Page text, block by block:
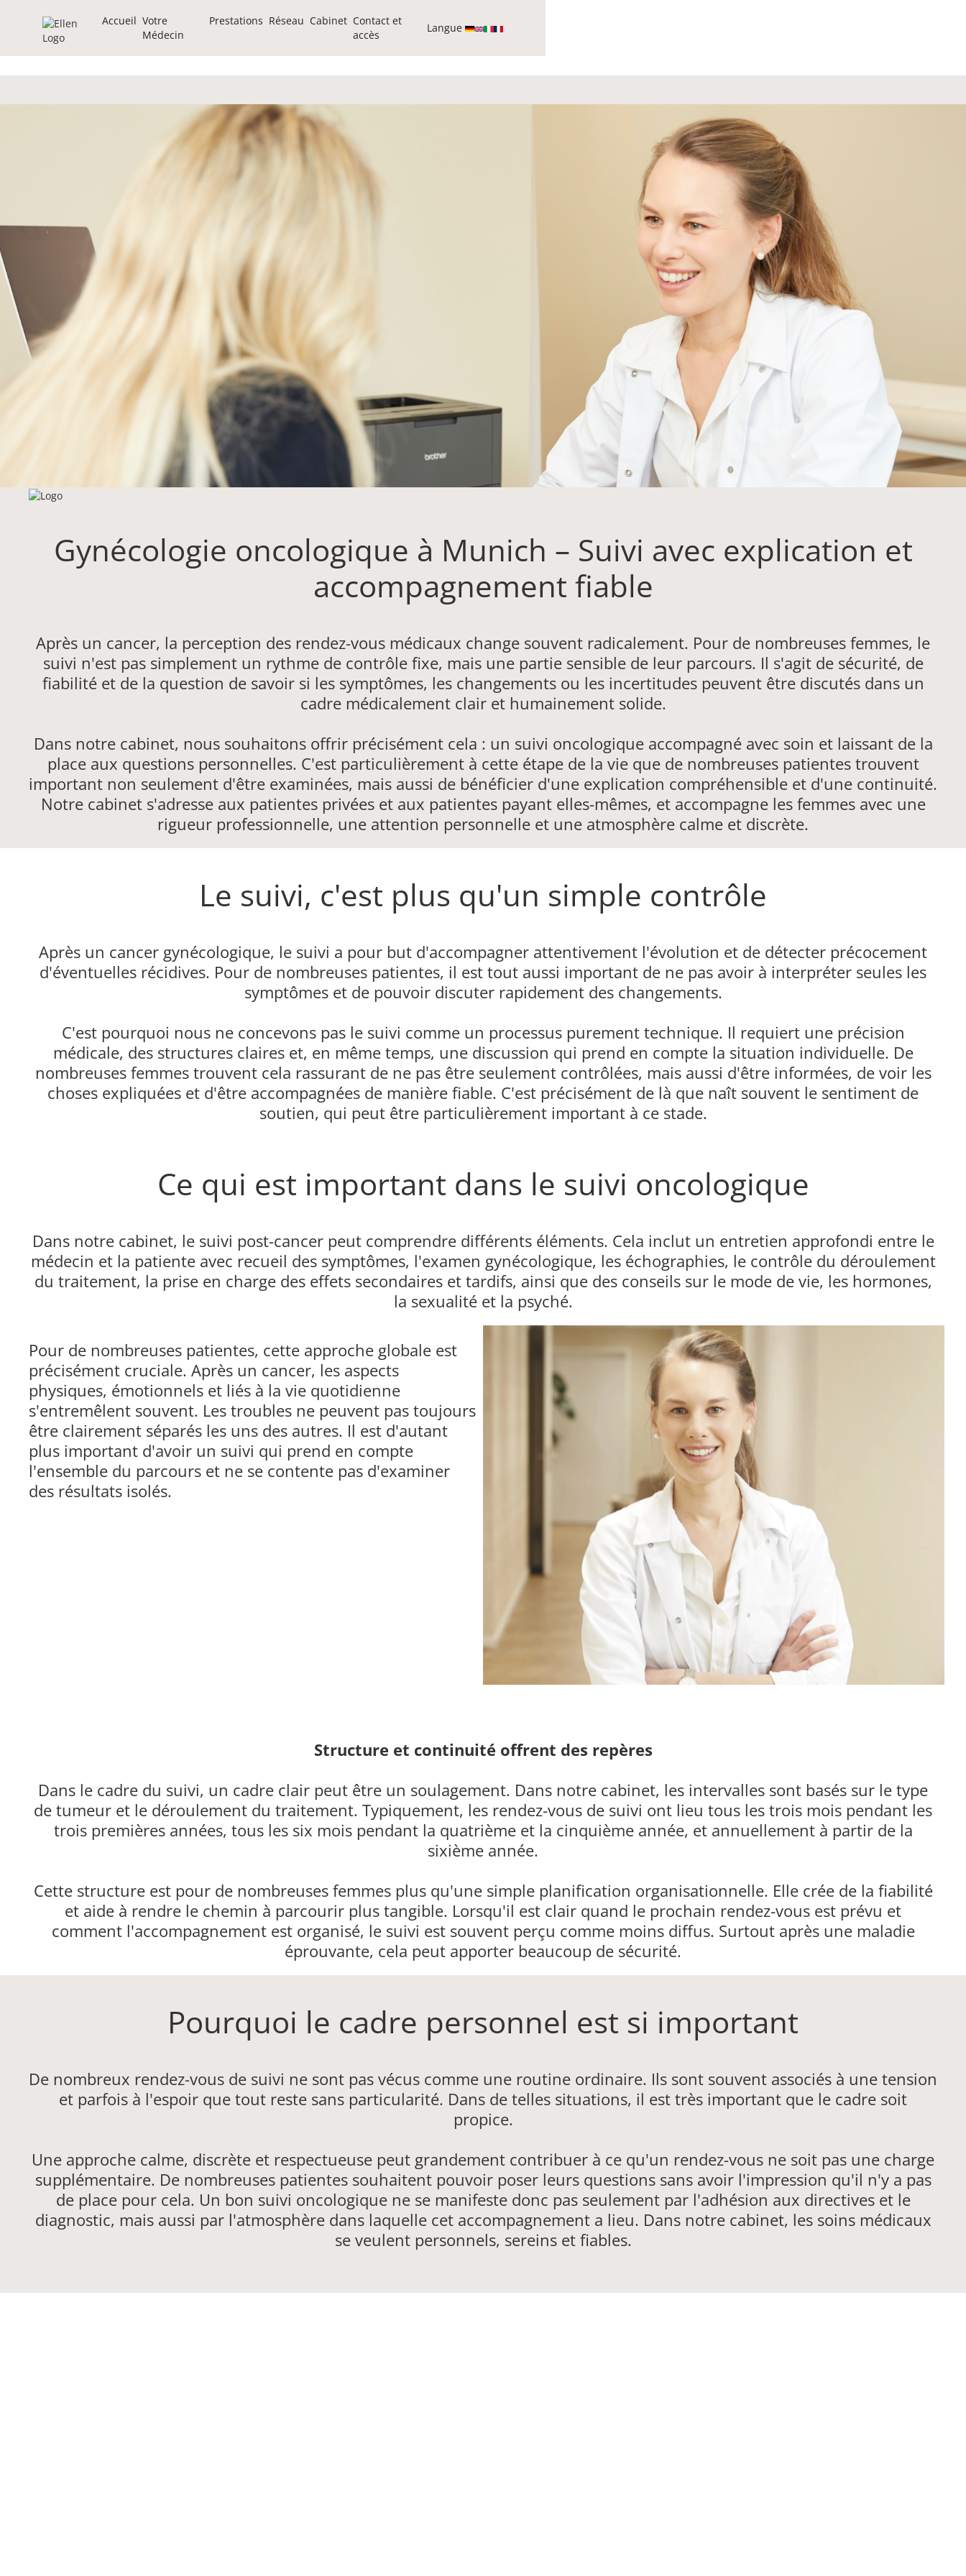
Accueil Votre
Médecin
Prestations Réseau Cabinet Contact et
accès
Langue
Gynécologie oncologique à Munich – Suivi avec explication et
accompagnement fiable
Après un cancer, la perception des rendez-vous médicaux change souvent radicalement. Pour de nombreuses femmes, le
suivi n'est pas simplement un rythme de contrôle fixe, mais une partie sensible de leur parcours. Il s'agit de sécurité, de
fiabilité et de la question de savoir si les symptômes, les changements ou les incertitudes peuvent être discutés dans un
cadre médicalement clair et humainement solide.
Dans notre cabinet, nous souhaitons offrir précisément cela : un suivi oncologique accompagné avec soin et laissant de la
place aux questions personnelles. C'est particulièrement à cette étape de la vie que de nombreuses patientes trouvent
important non seulement d'être examinées, mais aussi de bénéficier d'une explication compréhensible et d'une continuité.
Notre cabinet s'adresse aux patientes privées et aux patientes payant elles-mêmes, et accompagne les femmes avec une
rigueur professionnelle, une attention personnelle et une atmosphère calme et discrète.
Le suivi, c'est plus qu'un simple contrôle
Après un cancer gynécologique, le suivi a pour but d'accompagner attentivement l'évolution et de détecter précocement
d'éventuelles récidives. Pour de nombreuses patientes, il est tout aussi important de ne pas avoir à interpréter seules les
symptômes et de pouvoir discuter rapidement des changements.
C'est pourquoi nous ne concevons pas le suivi comme un processus purement technique. Il requiert une précision
médicale, des structures claires et, en même temps, une discussion qui prend en compte la situation individuelle. De
nombreuses femmes trouvent cela rassurant de ne pas être seulement contrôlées, mais aussi d'être informées, de voir les
choses expliquées et d'être accompagnées de manière fiable. C'est précisément de là que naît souvent le sentiment de
soutien, qui peut être particulièrement important à ce stade.
Ce qui est important dans le suivi oncologique
Dans notre cabinet, le suivi post-cancer peut comprendre différents éléments. Cela inclut un entretien approfondi entre le
médecin et la patiente avec recueil des symptômes, l'examen gynécologique, les échographies, le contrôle du déroulement
du traitement, la prise en charge des effets secondaires et tardifs, ainsi que des conseils sur le mode de vie, les hormones,
la sexualité et la psyché.
Pour de nombreuses patientes, cette approche globale est
précisément cruciale. Après un cancer, les aspects
physiques, émotionnels et liés à la vie quotidienne
s'entremêlent souvent. Les troubles ne peuvent pas toujours
être clairement séparés les uns des autres. Il est d'autant
plus important d'avoir un suivi qui prend en compte
l'ensemble du parcours et ne se contente pas d'examiner
des résultats isolés.
Structure et continuité offrent des repères
Dans le cadre du suivi, un cadre clair peut être un soulagement. Dans notre cabinet, les intervalles sont basés sur le type
de tumeur et le déroulement du traitement. Typiquement, les rendez-vous de suivi ont lieu tous les trois mois pendant les
trois premières années, tous les six mois pendant la quatrième et la cinquième année, et annuellement à partir de la
sixième année.
Cette structure est pour de nombreuses femmes plus qu'une simple planification organisationnelle. Elle crée de la fiabilité
et aide à rendre le chemin à parcourir plus tangible. Lorsqu'il est clair quand le prochain rendez-vous est prévu et
comment l'accompagnement est organisé, le suivi est souvent perçu comme moins diffus. Surtout après une maladie
éprouvante, cela peut apporter beaucoup de sécurité.
Pourquoi le cadre personnel est si important
De nombreux rendez-vous de suivi ne sont pas vécus comme une routine ordinaire. Ils sont souvent associés à une tension
et parfois à l'espoir que tout reste sans particularité. Dans de telles situations, il est très important que le cadre soit
propice.
Une approche calme, discrète et respectueuse peut grandement contribuer à ce qu'un rendez-vous ne soit pas une charge
supplémentaire. De nombreuses patientes souhaitent pouvoir poser leurs questions sans avoir l'impression qu'il n'y a pas
de place pour cela. Un bon suivi oncologique ne se manifeste donc pas seulement par l'adhésion aux directives et le
diagnostic, mais aussi par l'atmosphère dans laquelle cet accompagnement a lieu. Dans notre cabinet, les soins médicaux
se veulent personnels, sereins et fiables.